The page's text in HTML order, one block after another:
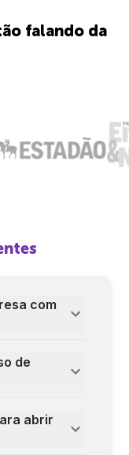
falando da
com
de
abrir